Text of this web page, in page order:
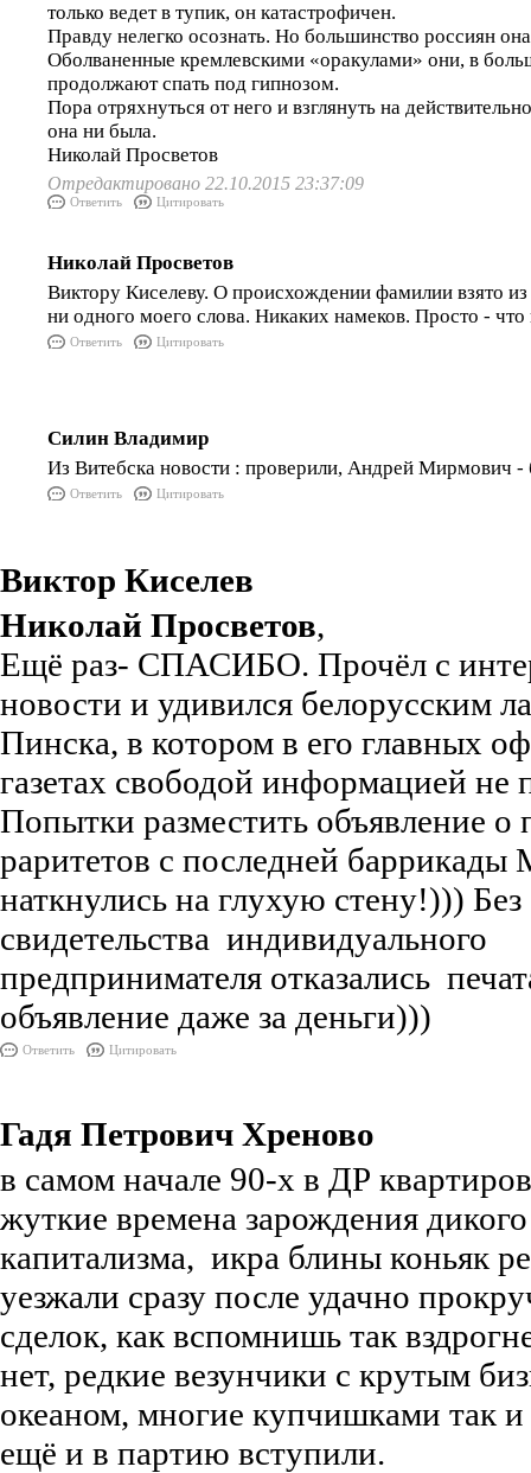
только ведет в тупик, он катастрофичен.
Правду нелегко осознать. Но большинство россиян
Оболваненные кремлевскими «оракулами» они, в
продолжают спать под гипнозом.
Пора отряхнуться от него и взглянуть на
она ни была.
Николай Просветов
Отредактировано 22.10.2015 23:37:09
Ответить Цитировать
Николай Просветов
Виктору Киселеву. О происхождении фамилии взято из
ни одного моего слова. Никаких намеков. Просто -
Ответить Цитировать
Силин Владимир
Из Витебска новости : проверили, Андрей Мирмович -
Ответить Цитировать
Виктор Киселев
Николай Просветов,
Ещё раз- СПАСИБО. Прочёл с
новости и удивился белорусским
Пинска, в котором в его главных
газетах свободой информацией не
Попытки разместить объявление о
раритетов с последней баррикады
наткнулись на глухую стену!))) Без
свидетельства индивидуального
предпринимателя отказались
объявление даже за деньги)))
Ответить Цитировать
Гадя Петрович Хреново
в самом начале 90-х в ДР
жуткие времена зарождения
капитализма, икра блины коньяк
уезжали сразу после удачно
сделок, как вспомнишь так
нет, редкие везунчики с крутым
океаном, многие купчишками так и
ещё и в партию вступили.